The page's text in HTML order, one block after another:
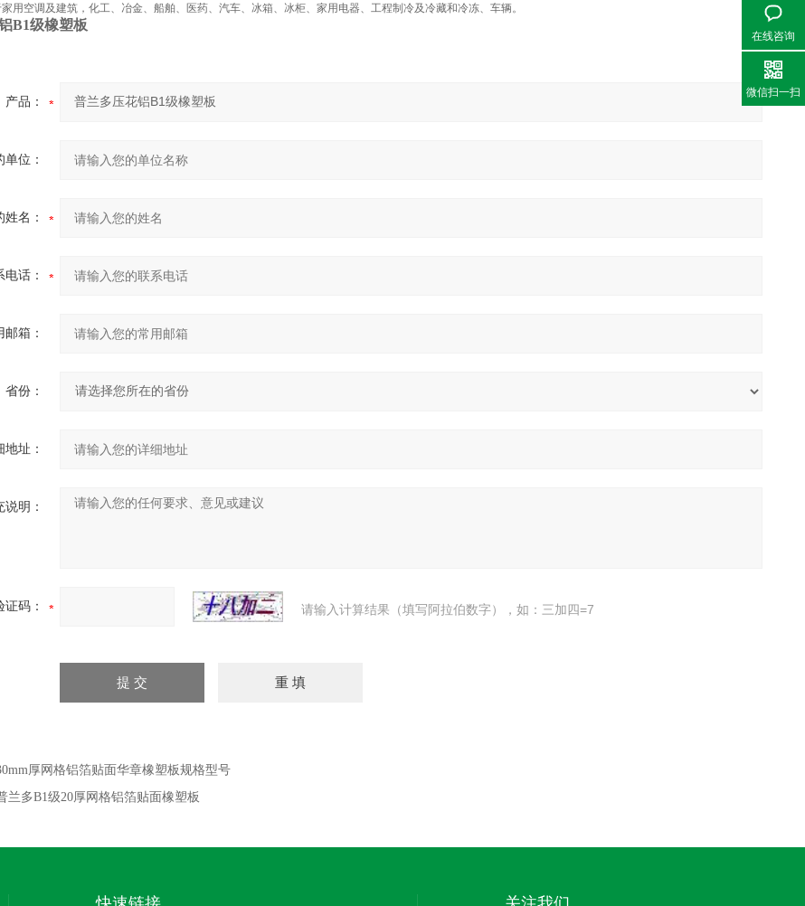
用空调及建筑，化工、冶金、船舶、医药、汽车、冰箱、冰柜、家用电器、工程制冷及冷藏和冷冻、车辆。
B1级橡塑板
产品：
单位：
姓名：
电话：
邮箱：
省份：
地址：
说明：
证码： 请输入计算结果（填写阿拉伯数字），如：三加四=7
厚网格铝箔贴面华章橡塑板规格型号
兰多B1级20厚网格铝箔贴面橡塑板
在线咨询
微信扫一扫